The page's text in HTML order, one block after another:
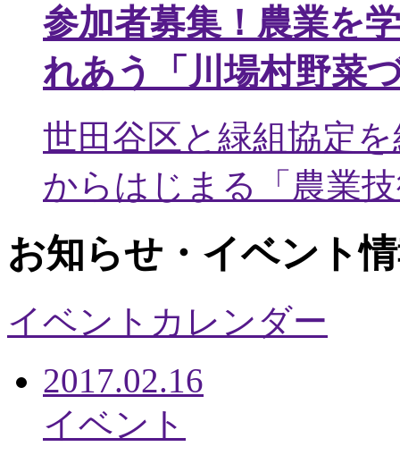
参加者募集！農業を
れあう「川場村野菜
世田谷区と緑組協定
からはじまる「農業
お知らせ・イベント
イベントカレンダー
2017.02.16
イベント